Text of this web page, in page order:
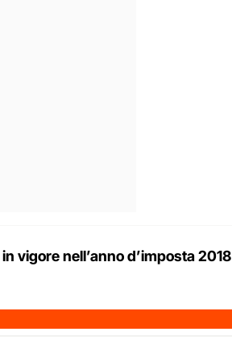
in vigore nell’anno d’imposta 2018